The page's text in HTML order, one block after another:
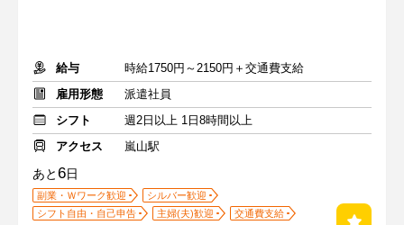
給与
時給1750円～2150円＋交通費支給
雇用形態
派遣社員
シフト
週2日以上 1日8時間以上
アクセス
嵐山駅
あと6日
副業・Ｗワーク歓迎
シルバー歓迎
シフト自由・自己申告
主婦(夫)歓迎
交通費支給